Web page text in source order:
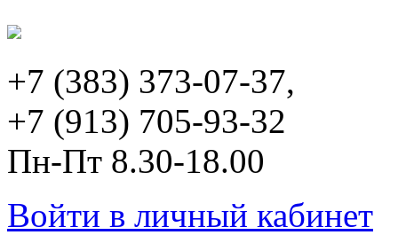
+7 (383) 373-07-37,
+7 (913) 705-93-32
Пн-Пт 8.30-18.00
Войти в личный кабинет